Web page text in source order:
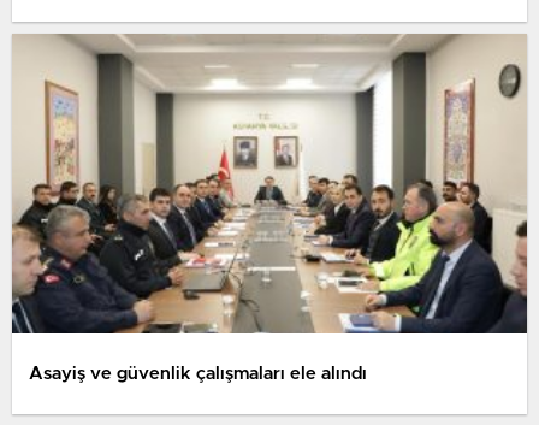
Asayiş ve güvenlik çalışmaları ele alındı